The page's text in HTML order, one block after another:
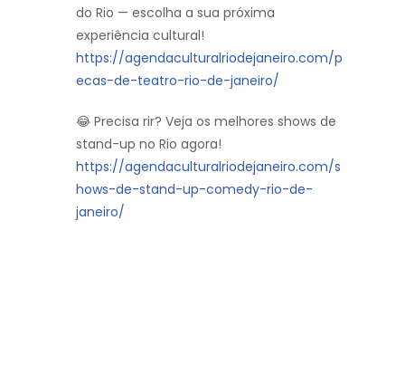
do Rio — escolha a sua próxima
experiência cultural!
https://agendaculturalriodejaneiro.com/p
ecas-de-teatro-rio-de-janeiro/
😂 Precisa rir? Veja os melhores shows de
stand-up no Rio agora!
https://agendaculturalriodejaneiro.com/s
hows-de-stand-up-comedy-rio-de-
janeiro/